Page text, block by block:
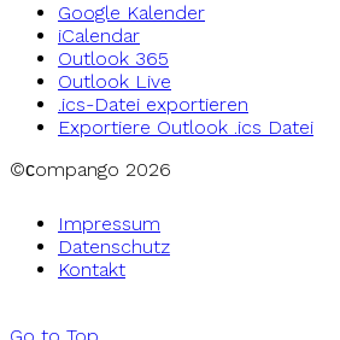
Google Kalender
iCalendar
Outlook 365
Outlook Live
.ics-Datei exportieren
Exportiere Outlook .ics Datei
©сompango 2026
Impressum
Datenschutz
Kontakt